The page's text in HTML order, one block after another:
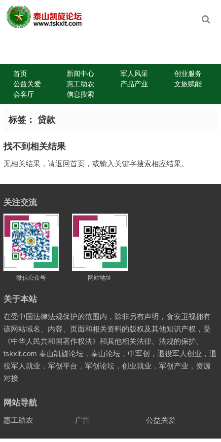
首页 新闻中心 军人风采
创业服务
公益关爱
惠工助农 产品产业
文旅赋能
会客厅
信息搜索
标签： 贷款
找不到相关结果
无相关结果，请返回首页，或输入关键字搜索相应结果。
关注交流
微信公众号 网站地址
关于本站
在受中国法律法规保护的范围内，除非另有声明，食安卫视拥有
该网站域名、内容、页面和相关资料的版权及其他知识产权，受
《中华人民共和国著作权法》和其他相关法律、法规的保护。
tskxlt.com 泰山凯旋论坛，泰山论坛，中军创，退役军人创业，退
役军人就业，军创平台，军创论坛，创业就业，军创产业，资源
对接
网站导航
惠工助农 广告 公益关爱